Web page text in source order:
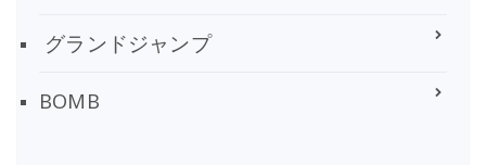
グランドジャンプ
BOMB